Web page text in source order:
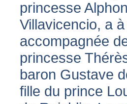
princesse
Villavicencio, a
accompagnée
princesse
baron Gustave
fille du prince